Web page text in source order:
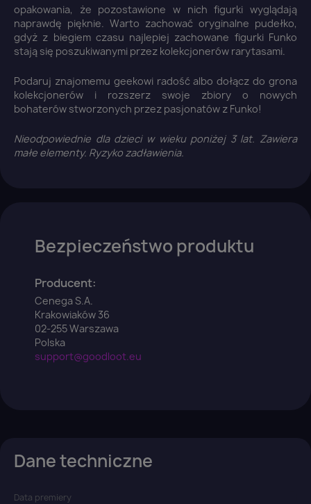
opakowania, że pozostawione w nich figurki wyglądają
naprawdę pięknie. Warto zachować oryginalne pudełko,
gdyż z biegiem czasu najlepiej zachowane figurki Funko
stają się poszukiwanymi przez kolekcjonerów rarytasami.
Podaruj znajomemu geekowi radość albo dołącz do grona
kolekcjonerów i rozszerz swoje zbiory o nowych
bohaterów stworzonych przez pasjonatów z Funko!
Nieodpowiednie dla dzieci w wieku poniżej 3 lat. Zawiera
małe elementy. Ryzyko zadławienia.
Bezpieczeństwo produktu
Producent:
Cenega S.A.
Krakowiaków 36
02-255 Warszawa
Polska
support@goodloot.eu
Dane techniczne
Data premiery
Zaloguj się ×
Anuluj